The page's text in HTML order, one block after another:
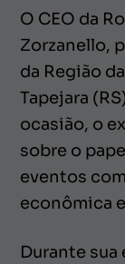
O CEO da
Zorzanello,
da Região
Tapejara
ocasião, o
sobre o
eventos
econômica
Durante sua